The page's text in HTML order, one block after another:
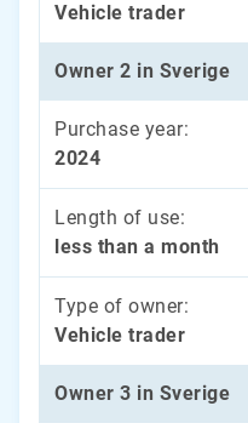
Vehicle trader
Owner 2 in Sverige
Purchase year:
2024
Length of use:
less than a month
Type of owner:
Vehicle trader
Owner 3 in Sverige